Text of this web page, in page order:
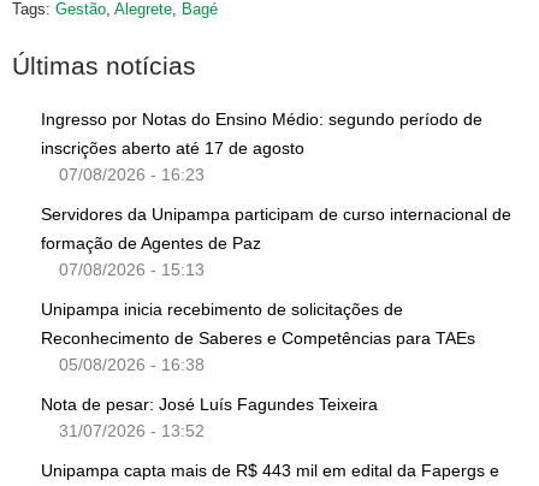
Tags: Gestão Alegrete Bagé
Últimas notícias
Ingresso por Notas do Ensino Médio: segundo período de
inscrições aberto até 17 de agosto
07/08/2026 - 16:23
Servidores da Unipampa participam de curso internacional de
formação de Agentes de Paz
07/08/2026 - 15:13
Unipampa inicia recebimento de solicitações de
Reconhecimento de Saberes e Competências para TAEs
05/08/2026 - 16:38
Nota de pesar: José Luís Fagundes Teixeira
31/07/2026 - 13:52
Unipampa capta mais de R$ 443 mil em edital da Fapergs e